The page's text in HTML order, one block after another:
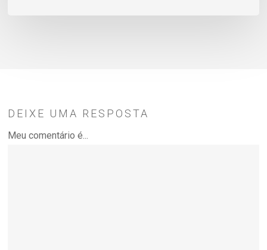
DEIXE UMA RESPOSTA
Meu comentário é...